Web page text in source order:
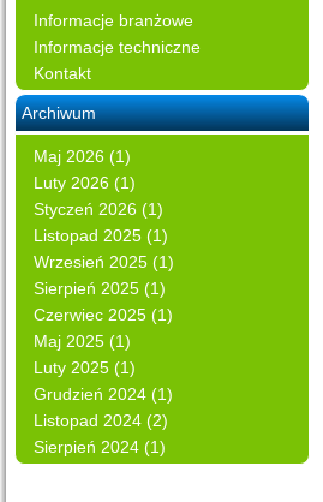
Informacje branżowe
Informacje techniczne
Kontakt
Archiwum
Maj 2026 (1)
Luty 2026 (1)
Styczeń 2026 (1)
Listopad 2025 (1)
Wrzesień 2025 (1)
Sierpień 2025 (1)
Czerwiec 2025 (1)
Maj 2025 (1)
Luty 2025 (1)
Grudzień 2024 (1)
Listopad 2024 (2)
Sierpień 2024 (1)